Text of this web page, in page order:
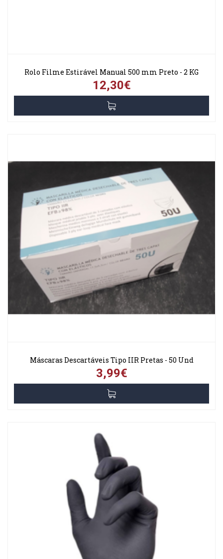
Rolo Filme Estirável Manual 500 mm Preto - 2 KG
12,30€
Máscaras Descartáveis Tipo IIR Pretas - 50 Und
3,99€